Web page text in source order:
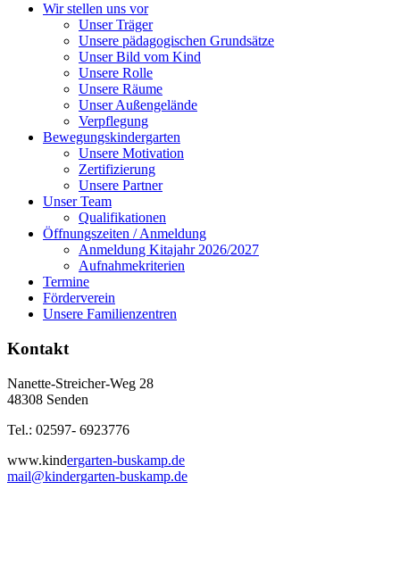
Wir stellen uns vor
Unser Träger
Unsere pädagogischen Grundsätze
Unser Bild vom Kind
Unsere Rolle
Unsere Räume
Unser Außengelände
Verpflegung
Bewegungskindergarten
Unsere Motivation
Zertifizierung
Unsere Partner
Unser Team
Qualifikationen
Öffnungszeiten / Anmeldung
Anmeldung Kitajahr 2026/2027
Aufnahmekriterien
Termine
Förderverein
Unsere Familienzentren
Kontakt
Nanette-Streicher-Weg 28
48308 Senden
Tel.: 02597- 6923776
www.kindergarten-buskamp.de
mail@kindergarten-buskamp.de